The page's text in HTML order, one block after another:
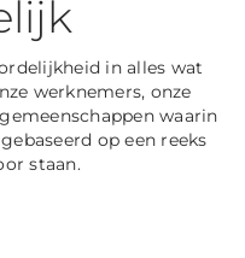
in alles wat
werknemers, onze
waarin
op een reeks
staan.